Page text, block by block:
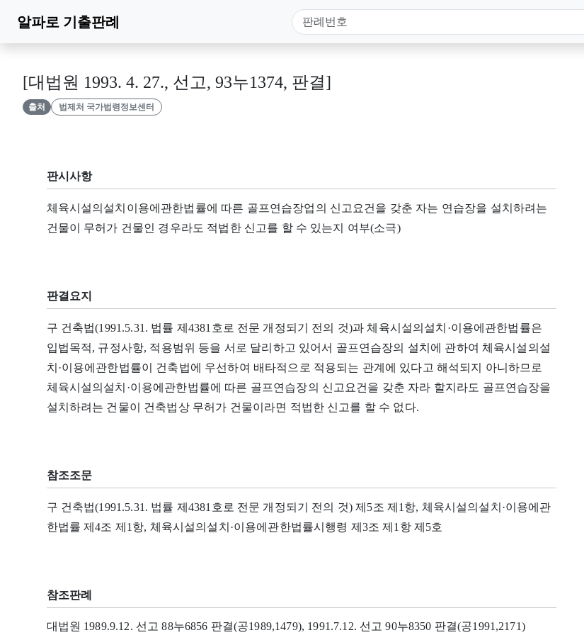
알파로 기출판례
[대법원 1993. 4. 27., 선고, 93누1374, 판결]
출처 법제처 국가법령정보센터
판시사항
체육시설의설치이용에관한법률에 따른 골프연습장업의 신고요건을 갖춘 자는 연습장을 설치하려는
건물이 무허가 건물인 경우라도 적법한 신고를 할 수 있는지 여부(소극)
판결요지
구 건축법(1991.5.31. 법률 제4381호로 전문 개정되기 전의 것)과 체육시설의설치·이용에관한법률은
입법목적, 규정사항, 적용범위 등을 서로 달리하고 있어서 골프연습장의 설치에 관하여 체육시설의설
치·이용에관한법률이 건축법에 우선하여 배타적으로 적용되는 관계에 있다고 해석되지 아니하므로
체육시설의설치·이용에관한법률에 따른 골프연습장의 신고요건을 갖춘 자라 할지라도 골프연습장을
설치하려는 건물이 건축법상 무허가 건물이라면 적법한 신고를 할 수 없다.
참조조문
구 건축법(1991.5.31. 법률 제4381호로 전문 개정되기 전의 것) 제5조 제1항, 체육시설의설치·이용에관
한법률 제4조 제1항, 체육시설의설치·이용에관한법률시행령 제3조 제1항 제5호
참조판례
대법원 1989.9.12. 선고 88누6856 판결(공1989,1479), 1991.7.12. 선고 90누8350 판결(공1991,2171)